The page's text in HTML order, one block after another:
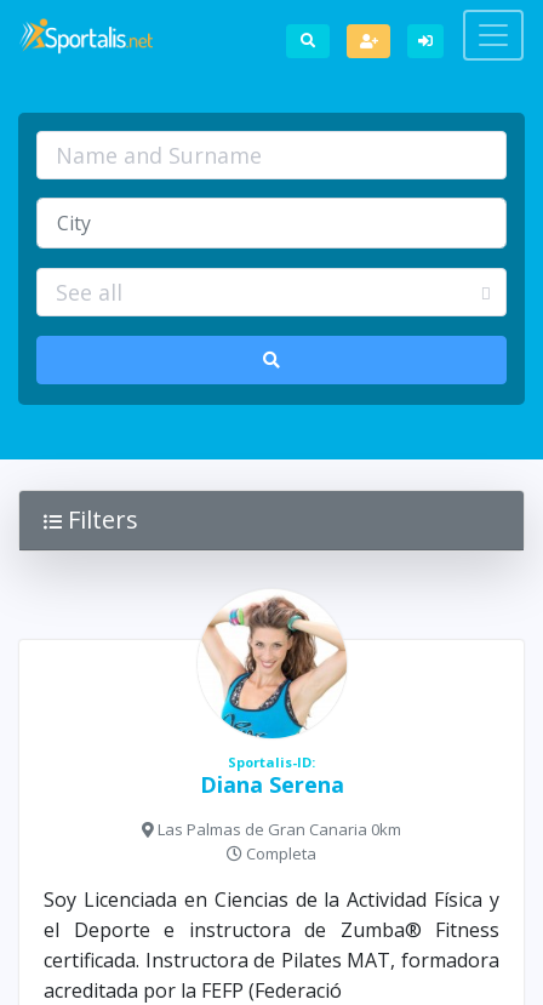
Filters
Sportalis-ID:
Diana Serena
Las Palmas de Gran Canaria 0km
Completa
Soy Licenciada en Ciencias de la Actividad Física y
el Deporte e instructora de Zumba® Fitness
certificada. Instructora de Pilates MAT, formadora
acreditada por la FEFP (Federació